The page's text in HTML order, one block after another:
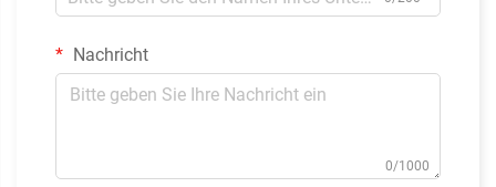
Nachricht
0/1000